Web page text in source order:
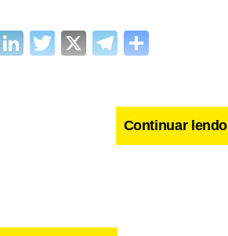
LinkedIn
Twitter
X Telegram
Continuar lendo